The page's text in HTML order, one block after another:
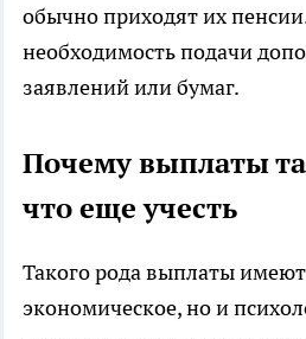
обычно приходят их
необходимость подачи
заявлений или бумаг.
Почему выплаты
что еще учесть
Такого рода выплаты
экономическое, но и